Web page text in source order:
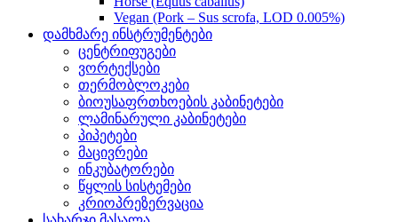
Vegan (Pork – Sus scrofa, LOD 0.005%)
დამხმარე ინსტრუმენტები
ცენტრიფუგები
ვორტექსები
თერმობლოკები
ბიოუსაფრთხოების კაბინეტები
ლამინარული კაბინეტები
პიპეტები
მაცივრები
ინკუბატორები
წყლის სისტემები
კრიოპრეზერვაცია